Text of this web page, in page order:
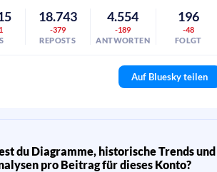
18.743
-379
REPOSTS
4.554
-189
ANTWORTEN
196
-48
FOLGT
Auf Bluesky teilen
du Diagramme, historische Trends und
pro Beitrag für dieses Konto?